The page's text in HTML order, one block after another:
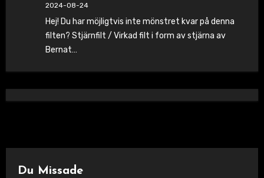
2024-08-24
Hej! Du har möjligtvis inte mönstret kvar på denna
filten? Stjärnfilt / Virkad filt i form av stjärna av
Bernat…
Du Missade